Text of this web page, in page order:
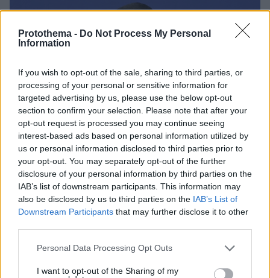
Protothema - Do Not Process My Personal
Information
If you wish to opt-out of the sale, sharing to third parties, or
processing of your personal or sensitive information for
targeted advertising by us, please use the below opt-out
section to confirm your selection. Please note that after your
opt-out request is processed you may continue seeing
interest-based ads based on personal information utilized by
us or personal information disclosed to third parties prior to
your opt-out. You may separately opt-out of the further
disclosure of your personal information by third parties on the
IAB’s list of downstream participants. This information may
also be disclosed by us to third parties on the IAB’s List of
Downstream Participants that may further disclose it to other
Please note that this website/app uses one or more Google
not limited to your visit or usage behaviour. You may click to
Personal Data Processing Opt Outs
I want to opt-out of the Sharing of my
Μαρινάκης για ΟΠΕΚΕΠΕ: Ο Ανδρουλάκης ως άλλος